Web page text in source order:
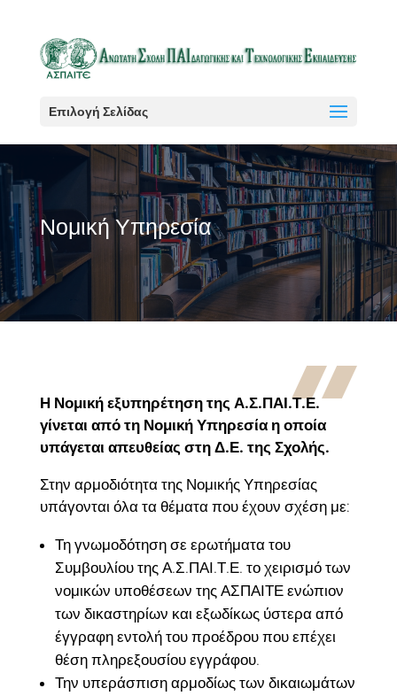
Επιλογή Σελίδας
Νομική Υπηρεσία
Η Νομική εξυπηρέτηση της Α.Σ.ΠΑΙ.Τ.Ε.
γίνεται από τη Νομική Υπηρεσία η οποία
υπάγεται απευθείας στη Δ.Ε. της Σχολής.
Στην αρμοδιότητα της Νομικής Υπηρεσίας
υπάγονται όλα τα θέματα που έχουν σχέση με:
Τη γνωμοδότηση σε ερωτήματα του
Συμβουλίου της Α.Σ.ΠΑΙ.Τ.Ε. το χειρισμό των
νομικών υποθέσεων της ΑΣΠΑΙΤΕ ενώπιον
των δικαστηρίων και εξωδίκως ύστερα από
έγγραφη εντολή του προέδρου που επέχει
θέση πληρεξουσίου εγγράφου.
Την υπεράσπιση αρμοδίως των δικαιωμάτων